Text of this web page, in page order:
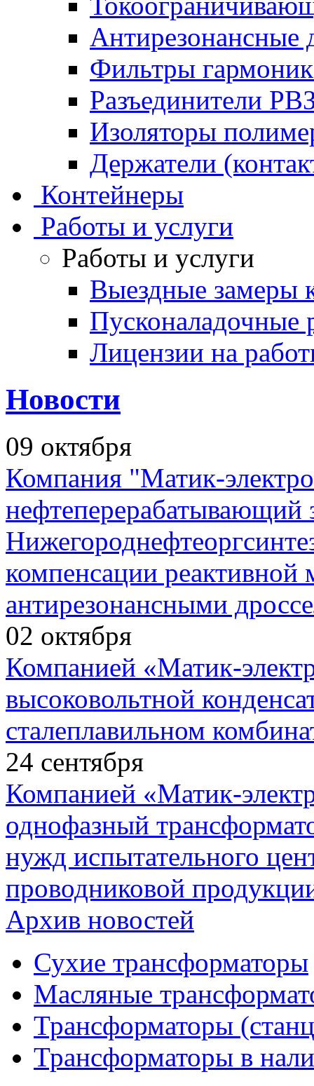
Антирезонансные
Фильтры
Разъединители
Изоляторы
Держатели
Контейнеры
Работы и услуги
Работы и услуги
Выездные замеры
Лицензии на
Новости
09 октября
Компания "Матик-
компенсации
антирезонансными
02 октября
Компанией «Матик-
высоковольтной
сталеплавильном
24 сентября
Компанией «Матик-
однофазный
нужд испытательного
проводниковой
Архив новостей
Сухие трансформаторы
Масляные
Трансформаторы
Трансформаторы в